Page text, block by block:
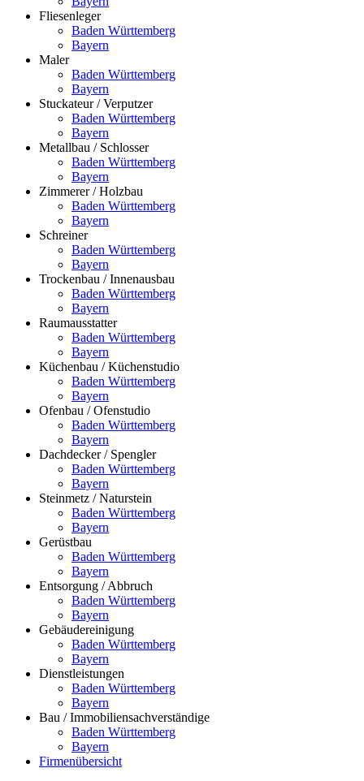
Fliesenleger
Baden Württemberg
Bayern
Maler
Baden Württemberg
Bayern
Stuckateur / Verputzer
Baden Württemberg
Bayern
Metallbau / Schlosser
Baden Württemberg
Bayern
Zimmerer / Holzbau
Baden Württemberg
Bayern
Schreiner
Baden Württemberg
Bayern
Trockenbau / Innenausbau
Baden Württemberg
Bayern
Raumausstatter
Baden Württemberg
Bayern
Küchenbau / Küchenstudio
Baden Württemberg
Bayern
Ofenbau / Ofenstudio
Baden Württemberg
Bayern
Dachdecker / Spengler
Baden Württemberg
Bayern
Steinmetz / Naturstein
Baden Württemberg
Bayern
Gerüstbau
Baden Württemberg
Bayern
Entsorgung / Abbruch
Baden Württemberg
Bayern
Gebäudereinigung
Baden Württemberg
Bayern
Dienstleistungen
Baden Württemberg
Bayern
Bau / Immobiliensachverständige
Baden Württemberg
Bayern
Firmenübersicht